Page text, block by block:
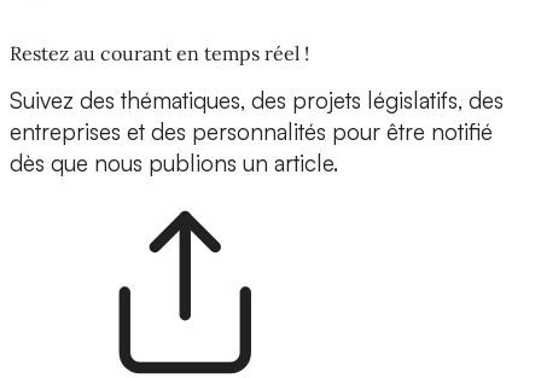
Restez au courant en temps réel !
Suivez des thématiques, des projets législatifs, des
entreprises et des personnalités pour être notifié
dès que nous publions un article.